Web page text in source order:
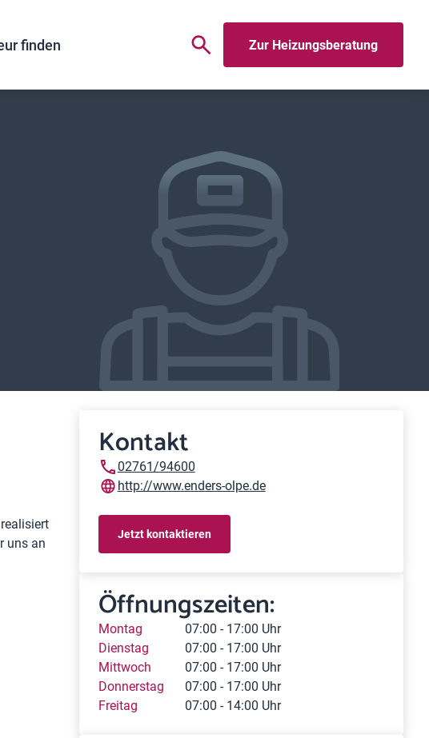
finden Zur Heizungsberatung
uns an
Kontakt
02761/94600
http://www.enders-olpe.de
Jetzt kontaktieren
Öffnungszeiten:
Montag
07:00 - 17:00 Uhr
Dienstag
07:00 - 17:00 Uhr
Mittwoch
07:00 - 17:00 Uhr
Donnerstag
07:00 - 17:00 Uhr
Freitag
07:00 - 14:00 Uhr